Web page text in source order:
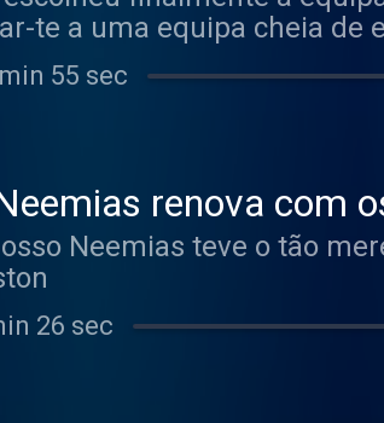
te a uma equipa cheia de
para o KING?
55 sec
renova com
Neemias teve o tão
26 sec